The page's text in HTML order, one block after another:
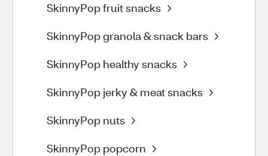
SkinnyPop fruit snacks
SkinnyPop granola & snack bars
SkinnyPop healthy snacks
SkinnyPop jerky & meat snacks
SkinnyPop nuts
SkinnyPop popcorn